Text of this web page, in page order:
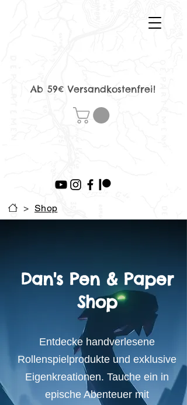
Ab 59€ Versandkostenfrei!
> Shop
Dan's Pen & Paper
Shop
Entdecke handverlesene
Rollenspielprodukte und exklusive
Eigenkreationen. Tauche ein in
epische Abenteuer mit